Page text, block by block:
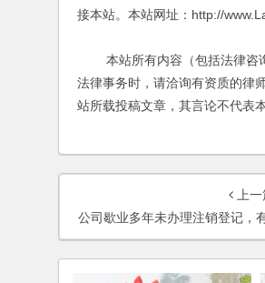
接本站。本站网址：http://
本站所有内容（包括法律咨询
法律事务时，请洽询有资质的律
站所载投稿文章，其言论不代表
上一
公司歇业多年未办理注销登记，有无什么不利的